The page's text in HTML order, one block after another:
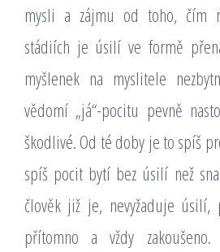
mysli a zájmu od toho, čím
stádiích je úsilí ve formě
myšlenek na myslitele
vědomí „já“-pocitu pevně
škodlivé. Od té doby je to spíš
spíš pocit bytí bez úsilí než
člověk již je, nevyžaduje úsilí,
přítomno a vždy